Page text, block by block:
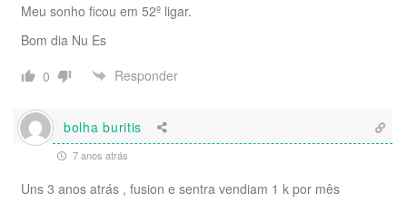
Meu sonho ficou em 52º ligar.
Bom dia Nu Es
0
Responder
bolha buritis
7 anos atrás
Uns 3 anos atrás , fusion e sentra vendiam 1 k por mês